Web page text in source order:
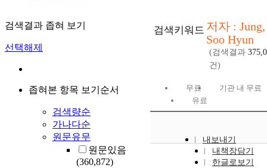
검색결과 좁혀 보기
선택해제
좁혀본 항목 보기순서
검색량순
가나다순
원문유무
원문있음
(360,872)
검색키워드 저자 : Jung,
Soo Hyun
(검색결과
건)
무료
기관 내 무료
유료
내보내기
내책장담기
한글로보기